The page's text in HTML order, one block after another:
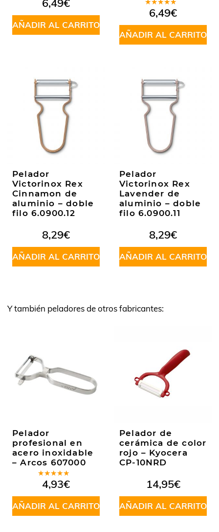
6,49€
AÑADIR AL CARRITO
Valorado
en5.00de
5
6,49€
AÑADIR AL CARRITO
Pelador
Victorinox Rex
Cinnamon de
aluminio – doble
filo 6.0900.12
8,29€
AÑADIR AL CARRITO
Pelador
Victorinox Rex
Lavender de
aluminio – doble
filo 6.0900.11
8,29€
AÑADIR AL CARRITO
Y también peladores de otros fabricantes:
Pelador
profesional en
acero inoxidable
– Arcos 607000
Valorado
en5.00de
5
4,93€
AÑADIR AL CARRITO
Pelador de
cerámica de color
rojo – Kyocera
CP-10NRD
14,95€
AÑADIR AL CARRITO